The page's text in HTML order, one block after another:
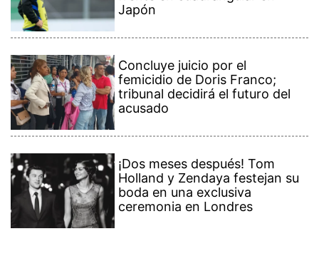
Japón
Concluye juicio por el
femicidio de Doris Franco;
tribunal decidirá el futuro del
acusado
¡Dos meses después! Tom
Holland y Zendaya festejan su
boda en una exclusiva
ceremonia en Londres